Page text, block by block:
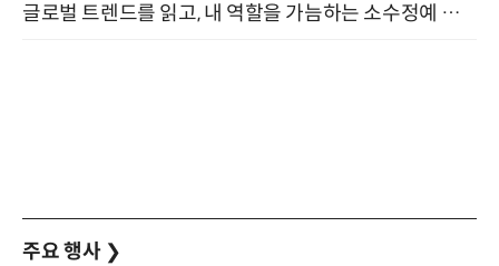
글로벌 트렌드를 읽고, 내 역할을 가늠하는 소수정예 실습 워크숍 (8/28)
주요 행사 ❯